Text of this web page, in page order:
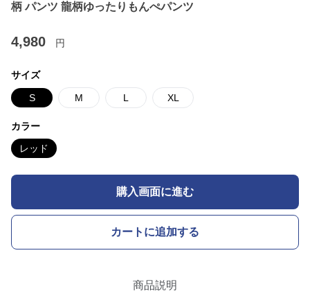
柄 パンツ 龍柄ゆったりもんぺパンツ
4,980 円
サイズ
S M L XL
カラー
レッド
購入画面に進む
カートに追加する
商品説明